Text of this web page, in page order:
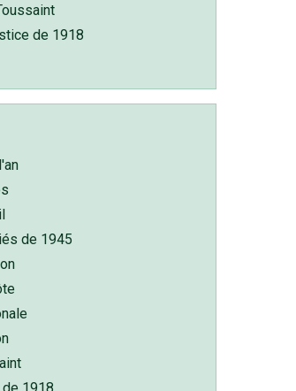
de 1918
de 1945
1918